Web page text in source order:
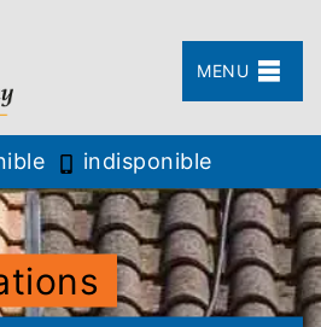
MENU
indisponible